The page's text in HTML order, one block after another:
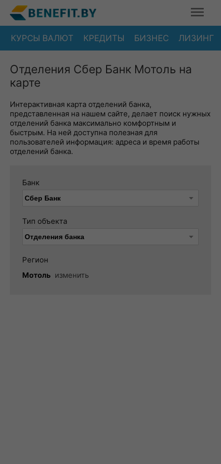
КУРСЫ ВАЛЮТ КРЕДИТЫ БИЗНЕС ЛИЗИНГ
Отделения Сбер Банк Мотоль на
карте
Интерактивная карта отделений банка,
представленная на нашем сайте, делает поиск нужных
отделений банка максимально комфортным и
быстрым. На ней доступна полезная для
пользователей информация: адреса и время работы
отделений банка.
Банк
Тип объекта
Регион
Мотоль изменить